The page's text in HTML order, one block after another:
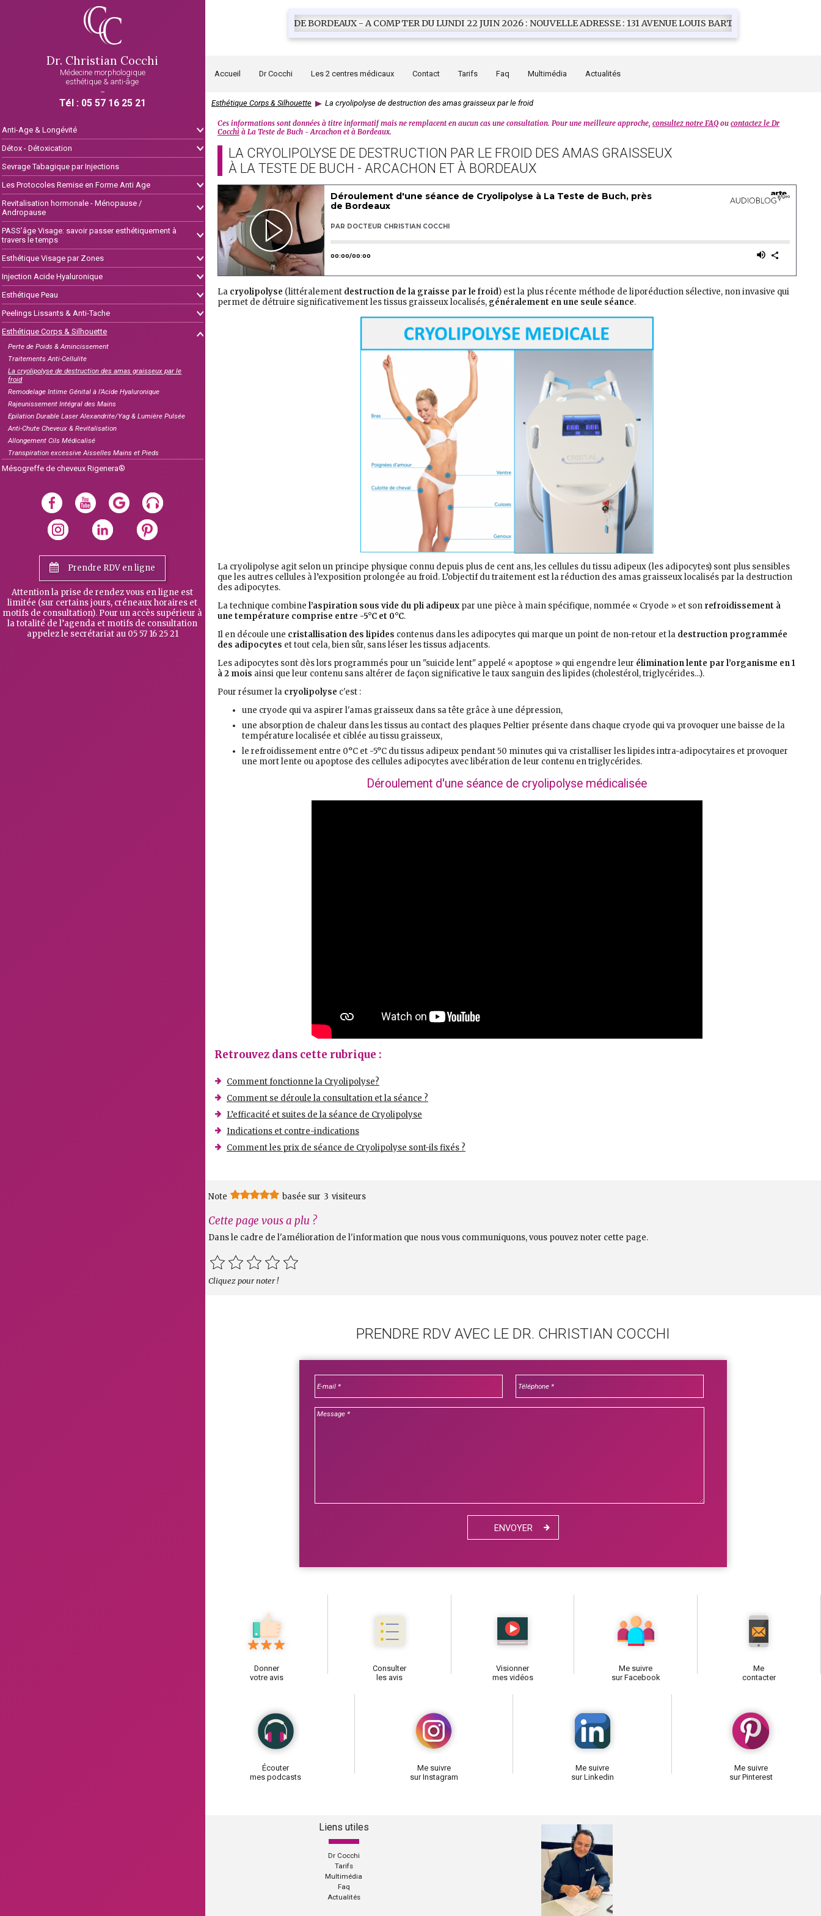
Dr. Christian Cocchi
Médecine morphologique
esthétique & anti-âge
-
Tél : 05 57 16 25 21
Anti-Age & Longévité
Détox - Détoxication
Sevrage Tabagique par Injections
Les Protocoles Remise en Forme Anti Age
Revitalisation hormonale - Ménopause /
Andropause
PASS’âge Visage: savoir passer esthétiquement à
travers le temps
Esthétique Visage par Zones
Injection Acide Hyaluronique
Esthétique Peau
Peelings Lissants & Anti-Tache
Esthétique Corps & Silhouette
Perte de Poids & Amincissement
Traitements Anti-Cellulite
La cryolipolyse de destruction des amas graisseux par le
froid
Remodelage Intime Génital à l’Acide Hyaluronique
Rajeunissement Intégral des Mains
Epilation Durable Laser Alexandrite/Yag & Lumière Pulsée
Anti-Chute Cheveux & Revitalisation
Allongement Cils Médicalisé
Transpiration excessive Aisselles Mains et Pieds
Mésogreffe de cheveux Rigenera®
Prendre RDV en ligne
Attention la prise de rendez vous en ligne est
limitée (sur certains jours, créneaux horaires et
motifs de consultation). Pour un accès supérieur à
la totalité de l’agenda et motifs de consultation
appelez le secrétariat au 05 57 16 25 21
EXERCICE MEDICAL DU DR COCCHI DE BORDEAUX - A COMPTER DU LUNDI 22 JUIN 2026 : NOUVELLE ADRESSE : 131 AVENUE LOUIS BARTHOU 33200 BORDEAUX CAUDERAN
Accueil Dr Cocchi Les 2 centres médicaux Contact Tarifs Faq Multimédia Actualités
Esthétique Corps & Silhouette La cryolipolyse de destruction des amas graisseux par le froid
Ces informations sont données à titre informatif mais ne remplacent en aucun cas une consultation. Pour une meilleure approche, consultez notre FAQ ou contactez le Dr
Cocchi à La Teste de Buch - Arcachon et à Bordeaux.
LA CRYOLIPOLYSE DE DESTRUCTION PAR LE FROID DES AMAS GRAISSEUX
À LA TESTE DE BUCH - ARCACHON ET À BORDEAUX
La cryolipolyse (littéralement destruction de la graisse par le froid) est la plus récente méthode de liporéduction sélective, non invasive qui
permet de détruire significativement les tissus graisseux localisés, généralement en une seule séance.
La cryolipolyse agit selon un principe physique connu depuis plus de cent ans, les cellules du tissu adipeux (les adipocytes) sont plus sensibles
que les autres cellules à l’exposition prolongée au froid. L’objectif du traitement est la réduction des amas graisseux localisés par la destruction
des adipocytes.
La technique combine l’aspiration sous vide du pli adipeux par une pièce à main spécifique, nommée « Cryode » et son refroidissement à
une température comprise entre -5°C et 0°C.
Il en découle une cristallisation des lipides contenus dans les adipocytes qui marque un point de non-retour et la destruction programmée
des adipocytes et tout cela, bien sûr, sans léser les tissus adjacents.
Les adipocytes sont dès lors programmés pour un "suicide lent" appelé « apoptose » qui engendre leur élimination lente par l’organisme en 1
à 2 mois ainsi que leur contenu sans altérer de façon significative le taux sanguin des lipides (cholestérol, triglycérides...).
Pour résumer la cryolipolyse c'est :
une cryode qui va aspirer l'amas graisseux dans sa tête grâce à une dépression,
une absorption de chaleur dans les tissus au contact des plaques Peltier présente dans chaque cryode qui va provoquer une baisse de la
température localisée et ciblée au tissu graisseux,
le refroidissement entre 0°C et -5°C du tissus adipeux pendant 50 minutes qui va cristalliser les lipides intra-adipocytaires et provoquer
une mort lente ou apoptose des cellules adipocytes avec libération de leur contenu en triglycérides.
Déroulement d'une séance de cryolipolyse médicalisée
Retrouvez dans cette rubrique :
Comment fonctionne la Cryolipolyse?
Comment se déroule la consultation et la séance ?
L’efficacité et suites de la séance de Cryolipolyse
Indications et contre-indications
Comment les prix de séance de Cryolipolyse sont-ils fixés ?
Note basée sur 3 visiteurs
Cette page vous a plu ?
Dans le cadre de l'amélioration de l'information que nous vous communiquons, vous pouvez noter cette page.
Cliquez pour noter !
PRENDRE RDV AVEC LE DR. CHRISTIAN COCCHI
Donner
votre avis
Consulter
les avis
Visionner
mes vidéos
Me suivre
sur Facebook
Me
contacter
Écouter
mes podcasts
Me suivre
sur Instagram
Me suivre
sur Linkedin
Me suivre
sur Pinterest
Liens utiles
Dr Cocchi
Tarifs
Multimédia
Faq
Actualités